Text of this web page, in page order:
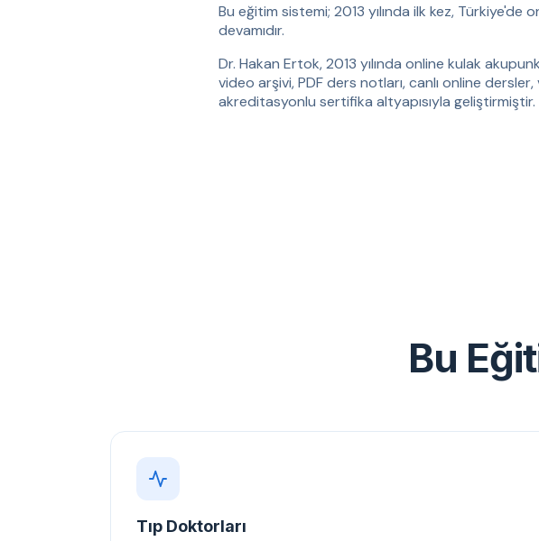
Bu eğitim sistemi; 2013 yılında ilk kez, Türkiye'de
devamıdır.
Dr. Hakan Ertok, 2013 yılında online kulak
video arşivi, PDF ders notları, canlı online
akreditasyonlu sertifika altyapısıyla geliştirmiştir.
Bu
Tıp Doktorları